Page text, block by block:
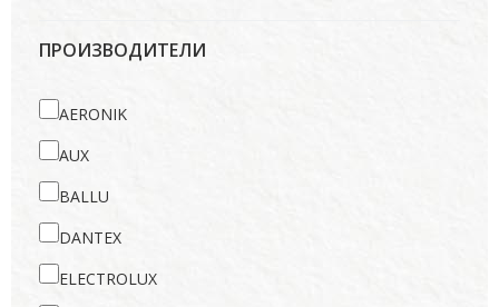
ПРОИЗВОДИТЕЛИ
AERONIK
AUX
BALLU
DANTEX
ELECTROLUX